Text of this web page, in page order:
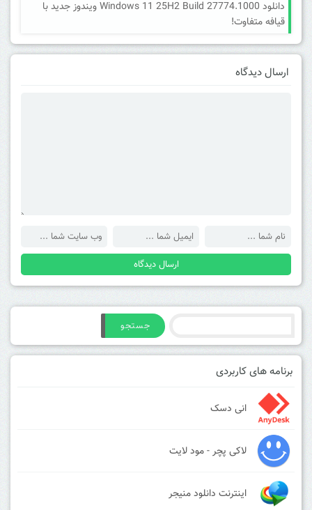
دانلود Windows 11 25H2 Build 27774.1000 ویندوز جدید با
قیافه متفاوت!
ارسال دیدگاه
جستجو
برنامه های کاربردی
انی دسک
لاکی پچر - مود لایت
اینترنت دانلود منیجر